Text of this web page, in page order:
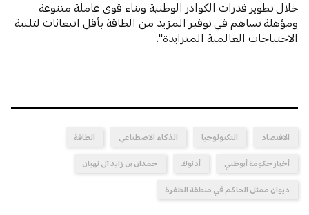
خلال تطوير قدرات الكوادر الوطنية وبناء قوى عاملة متنوعة
ومؤهلة تساهم في توفير المزيد من الطاقة بأقل انبعاثات لتلبية
الاحتياجات العالمية المتزايدة".
الاقتصاد التكنولوجيا الذكاء الاصطناعي الطاقة
أخبار حكومة أبوظبي أدنوك حمدان بن زايد آل نهيان
ديوان ممثل الحاكم في منطقة الظفرة